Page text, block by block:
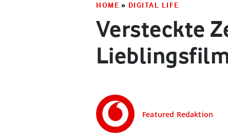
HOME » DIGITAL LIFE
Versteckte
Featured Redaktion